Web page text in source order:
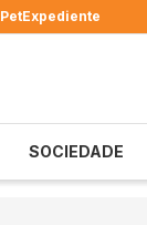
PetExpediente
SOCIEDADE